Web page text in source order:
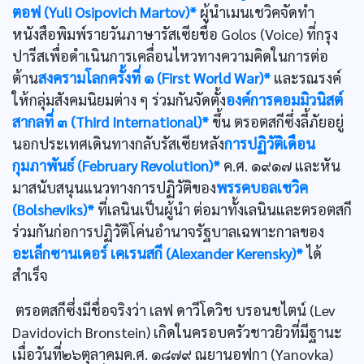
ตอฟ (Yuli Osipovich Martov)* ผู้นำเมนเชวิคจัดทำ
หนังสือพิมพ์รายวันภาษารัสเซียชื่อ Golos (Voice) ที่กรุง
ปารีสเพื่อดำเนินการเคลื่อนไหวทางความคิดในการต่อ
ต้านสงครามโลกครั้งที่ ๑ (First World War)* และรณรงค์
ให้กลุ่มสังคมนิยมต่าง ๆ ร่วมกันจัดตั้งองค์การคอมมิวนิสต์
สากลที่ ๓ (Third International)* ขึ้น ตรอตสกีซึ่งลี้ภัยอยู่
นอกประเทศเดินทางกลับรัสเซียหลังการปฏิวัติเดือน
กุมภาพันธ์ (February Revolution)* ค.ศ. ๑๙๑๗ และหัน
มาสนับสนุนแนวทางการปฏิวัติของพรรคบอลเชวิค
(Bolsheviks)* ที่เลนินเป็นผู้นำ ต่อมาทั้งเลนินและตรอตสกี
ร่วมกันก่อการปฏิวัติโค่นอำนาจรัฐบาลเฉพาะกาลของ
อะเล็กซานเดอร์ เคเรนสกี (Alexander Kerensky)*ได้
สำเร็จ
ตรอตสกีซึ่งมีชื่อจริงว่า เลฟ ดาวีโดวิช บรอนชไตน์ (Lev
Davidovich Bronstein) เกิดในครอบครัวชาวยิวที่มีฐานะ
เมื่อวันที่๒๖ตุลาคมค.ศ. ๑๘๗๙ ณยานอฟกา (Yanovka)